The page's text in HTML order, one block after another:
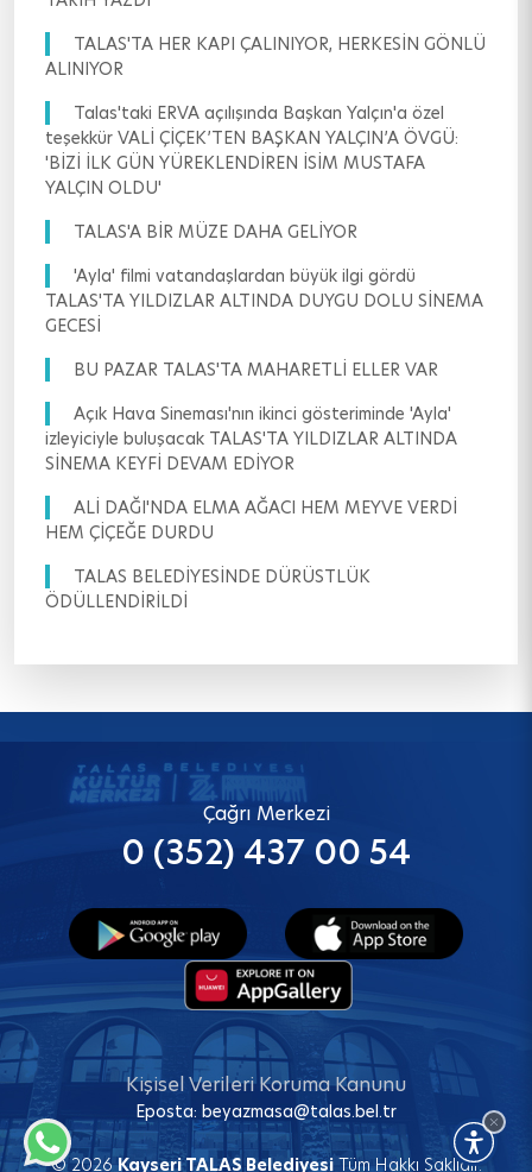
TALAS'TA HER KAPI ÇALINIYOR, HERKESİN GÖNLÜ
ALINIYOR
Talas'taki ERVA açılışında Başkan Yalçın'a özel
teşekkür VALİ ÇİÇEK’TEN BAŞKAN YALÇIN’A ÖVGÜ:
'BİZİ İLK GÜN YÜREKLENDİREN İSİM MUSTAFA
YALÇIN OLDU'
TALAS'A BİR MÜZE DAHA GELİYOR
'Ayla' filmi vatandaşlardan büyük ilgi gördü
TALAS'TA YILDIZLAR ALTINDA DUYGU DOLU SİNEMA
GECESİ
BU PAZAR TALAS'TA MAHARETLİ ELLER VAR
Açık Hava Sineması'nın ikinci gösteriminde 'Ayla'
izleyiciyle buluşacak TALAS'TA YILDIZLAR ALTINDA
SİNEMA KEYFİ DEVAM EDİYOR
ALİ DAĞI'NDA ELMA AĞACI HEM MEYVE VERDİ
HEM ÇİÇEĞE DURDU
TALAS BELEDİYESİNDE DÜRÜSTLÜK
ÖDÜLLENDİRİLDİ
Çağrı Merkezi
0 (352) 437 00 54
Kişisel Verileri Koruma Kanunu
Eposta: beyazmasa@talas.bel.tr
© 2026Kayseri TALAS BelediyesiTüm Hakkı Saklıdır.